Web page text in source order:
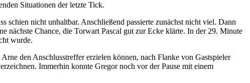
Situationen der letzte Tick.
schien nicht unhaltbar. Anschließend passierte zunächst nicht viel. Dann
nächste Chance, die Torwart Pascal gut zur Ecke klärte. In der 29. Minute
wurde.
den Anschlusstreffer erzielen können, nach Flanke von Gastspieler
Immerhin konnte Gregor noch vor der Pause mit einem